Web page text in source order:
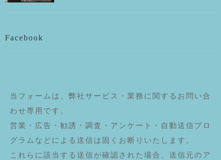
Facebook
当フォームは、弊社サービス・業務に関するお問い合
わせ専用です。
営業・広告・勧誘・調査・アンケート・自動送信プロ
グラムなどによる送信は固くお断りいたします。
これらに該当する送信が確認された場合、送信元のア